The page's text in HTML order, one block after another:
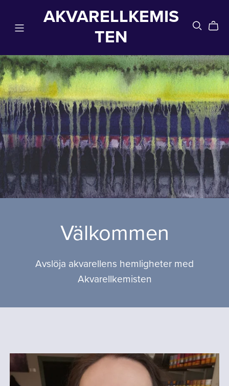
AKVARELLKEMIS
TEN
Välkommen
Avslöja akvarellens hemligheter med
Akvarellkemisten